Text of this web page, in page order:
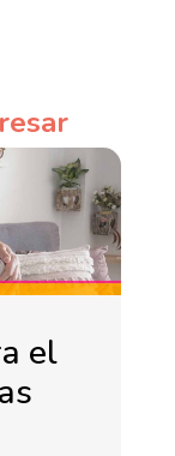
el